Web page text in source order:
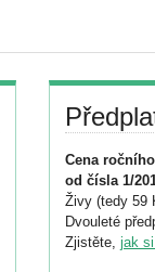
Cena
od čísla 1/
Živy (tedy 59
Dvouleté
Zjistěte, jak